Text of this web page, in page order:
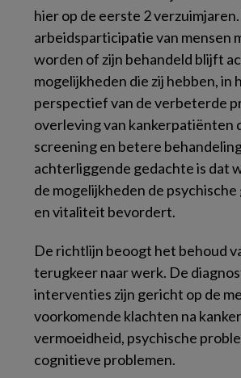
hier op de eerste 2
arbeidsparticipatie van mensen
worden of zijn behandeld blijft
mogelijkheden die zij hebben, in
perspectief van de verbeterde
overleving van kankerpatiënten
screening en betere
achterliggende gedachte is dat
de mogelijkheden de
en vitaliteit bevordert.
De richtlijn beoogt het behoud
terugkeer naar werk. De
interventies zijn gericht op de
voorkomende klachten na
vermoeidheid, psychische
cognitieve problemen.